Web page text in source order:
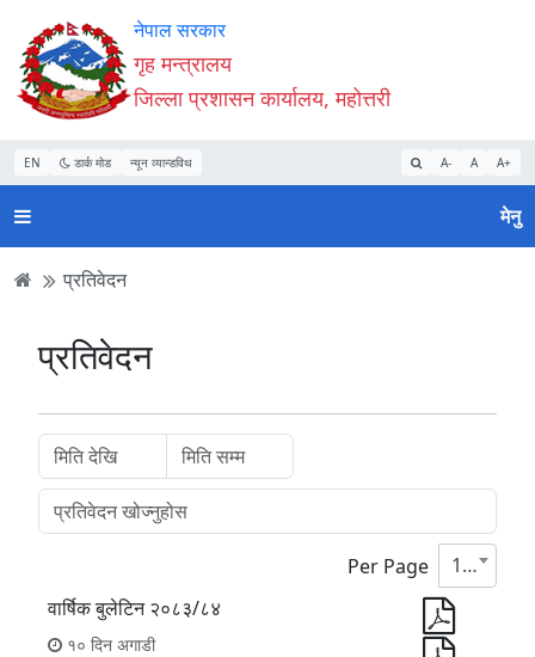
Accessibility
Mode
सुरु
गर्नुहोस्
सामाग्री
पढ्नुहाेस्
नेभिगेसन
पढ्नुहाेस्
वेबसाइट
खोजमा
जानुहोस्
नेपाल सरकार
गृह मन्त्रालय
जिल्ला प्रशासन कार्यालय, महोत्तरी
EN डार्क मोड न्यून व्यान्डविथ A- A A+
मेनु
प्रतिवेदन
प्रतिवेदन
Per Page
10
वार्षिक बुलेटिन २०८३/८४
१० दिन अगाडी